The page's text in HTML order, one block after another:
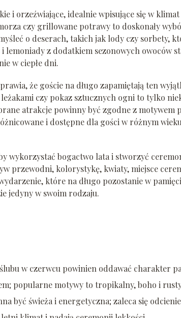
i orzeźwiające, idealnie wpisujące się w
czy grillowane potrawy to doskonały
o deserach, takich jak lody czy sorbety,
lemoniady z dodatkiem sezonowych owoców
w ciepłe dni.
że goście na długo zapamiętają ten
czy pokaz sztucznych ogni to tylko
atrakcje powinny być zgodne z motywem
i dostępne dla gości w różnym
wykorzystać bogactwo lata i stworzyć
przewodni, kolorystykę, kwiaty, miejsce
które na długo pozostanie w
jedyny w swoim rodzaju.
w czerwcu powinien oddawać charakter
popularne motywy to tropikalny, boho i
być świeża i energetyczna; zaleca się